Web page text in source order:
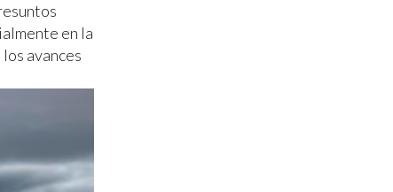
en la
avances